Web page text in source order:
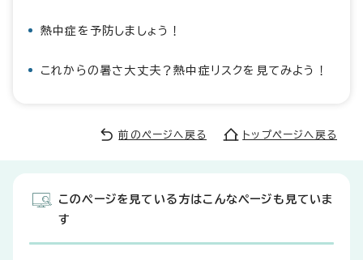
熱中症を予防しましょう！
これからの暑さ大丈夫？熱中症リスクを見てみよう！
前のページへ戻る トップページへ戻る
このページを見ている方はこんなページも見ていま
す